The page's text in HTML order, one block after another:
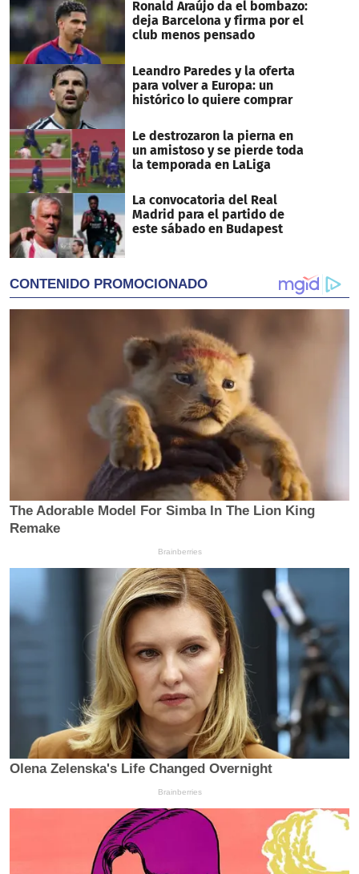
Ronald Araújo da el bombazo:
deja Barcelona y firma por el
club menos pensado
Leandro Paredes y la oferta
para volver a Europa: un
histórico lo quiere comprar
Le destrozaron la pierna en
un amistoso y se pierde toda
la temporada en LaLiga
La convocatoria del Real
Madrid para el partido de
este sábado en Budapest